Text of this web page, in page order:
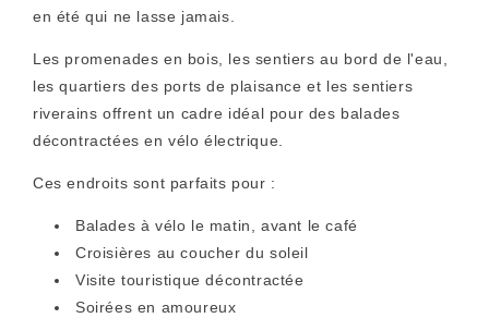
en été qui ne lasse jamais.
Les promenades en bois, les sentiers au bord de l'eau,
les quartiers des ports de plaisance et les sentiers
riverains offrent un cadre idéal pour des balades
décontractées en vélo électrique.
Ces endroits sont parfaits pour :
Balades à vélo le matin, avant le café
Croisières au coucher du soleil
Visite touristique décontractée
Soirées en amoureux